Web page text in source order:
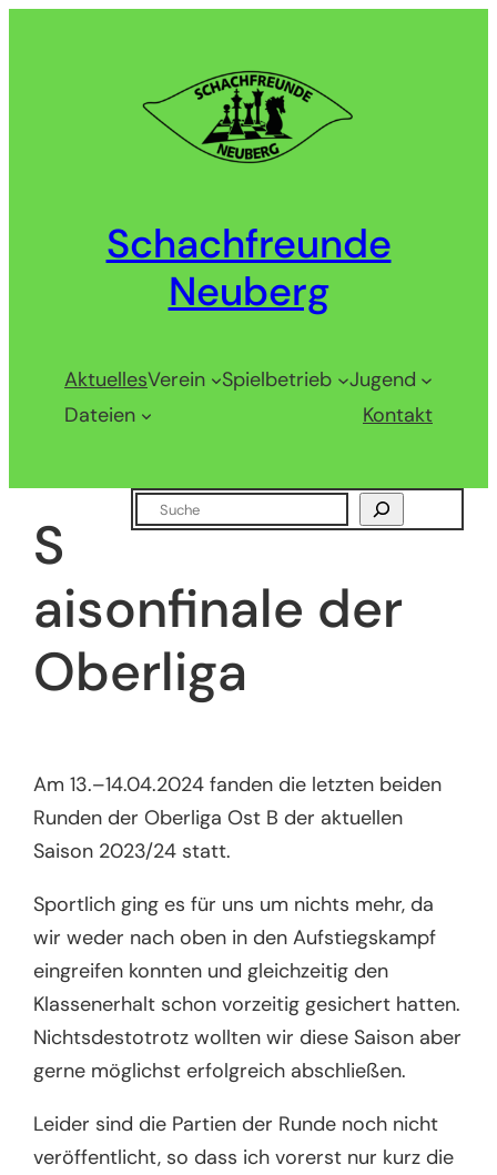
Schachfreunde
Neuberg
AktuellesVerein Spielbetrieb
Jugend
Dateien
Kontakt
Suchen
S
aisonfinale der
Oberliga
Am 13.–14.04.2024 fanden die letzten beiden
Runden der Oberliga Ost B der aktuellen
Saison 2023/24 statt.
Sportlich ging es für uns um nichts mehr, da
wir weder nach oben in den Aufstiegskampf
eingreifen konnten und gleichzeitig den
Klassenerhalt schon vorzeitig gesichert hatten.
Nichtsdestotrotz wollten wir diese Saison aber
gerne möglichst erfolgreich abschließen.
Leider sind die Partien der Runde noch nicht
veröffentlicht, so dass ich vorerst nur kurz die